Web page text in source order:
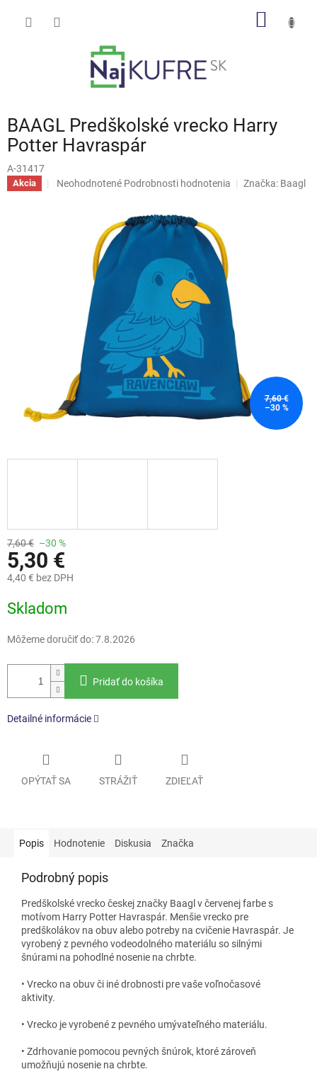
BAAGL Predškolské vrecko Harry
Potter Havraspár
A-31417
Akcia
Priemerné
hviezdičiek.
Neohodnotené Podrobnosti hodnotenia Značka: Baagl
7,60 €
–30 %
7,60 € –30 %
5,30 €
4,40 € bez DPH
cena:
Skladom
Môžeme doručiť do:7.8.2026
Pridať do košíka
Detailné informácie
OPÝTAŤ SA STRÁŽIŤ ZDIEĽAŤ
Popis Hodnotenie Diskusia Značka
Podrobný popis
Predškolské vrecko českej značky Baagl v červenej farbe s
motívom Harry Potter Havraspár. Menšie vrecko pre
predškolákov na obuv alebo potreby na cvičenie Havraspár. Je
vyrobený z pevného vodeodolného materiálu so silnými
šnúrami na pohodlné nosenie na chrbte.
• Vrecko na obuv či iné drobnosti pre vaše voľnočasové
aktivity.
• Vrecko je vyrobené z pevného umývateľného materiálu.
• Zdrhovanie pomocou pevných šnúrok, ktoré zároveň
umožňujú nosenie na chrbte.